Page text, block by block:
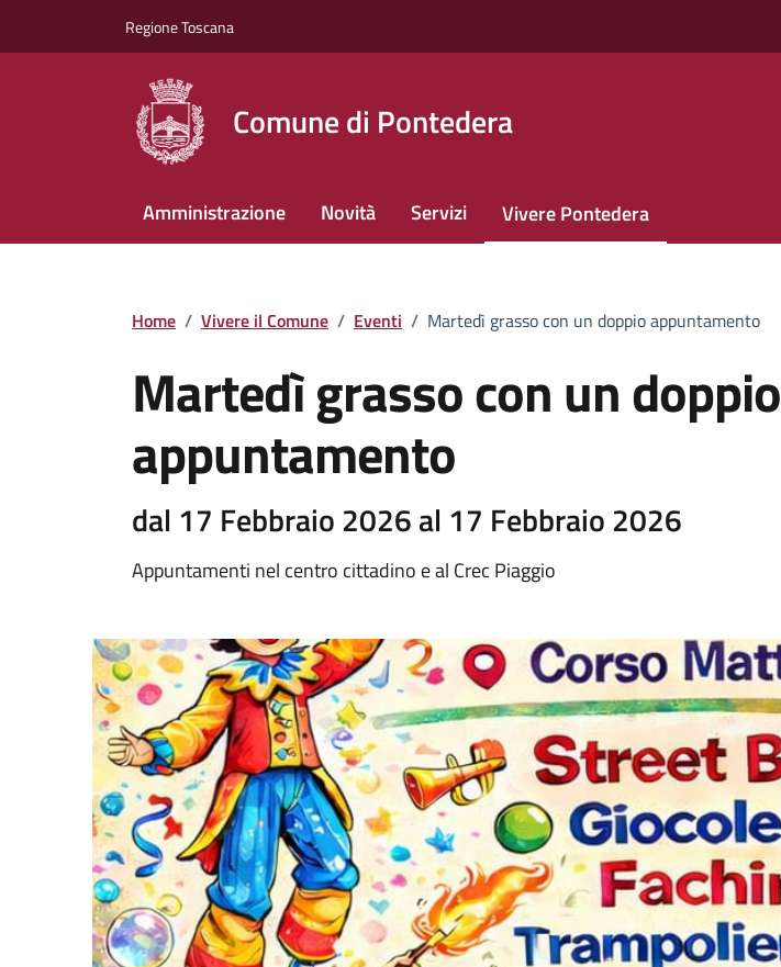
Regione Toscana
Comune di Pontedera
Amministrazione Novità Servizi Vivere Pontedera
Home / Vivere il Comune / Eventi / Martedì grasso con un doppio appuntamento
Martedì grasso con un doppio
appuntamento
dal 17 Febbraio 2026 al 17 Febbraio 2026
Appuntamenti nel centro cittadino e al Crec Piaggio